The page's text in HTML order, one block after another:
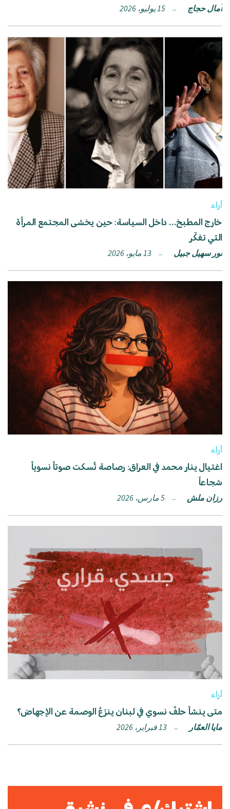
آمال حجاج
آراء
خارج المطبخ… داخل السياسة: حين يخشى المجتمع المرأة
التي تفكّر
نور سهيل جبيل
آراء
اغتيال ينار محمد في العراق: رصاصة تُسكت صوتاً نسوياً
شجاعاً
رزان ملش
آراء
متى ينشأ حلفٌ نسوي في لبنان ينزَعُ الوصمة عن الإجهاض؟
مايا العمّار